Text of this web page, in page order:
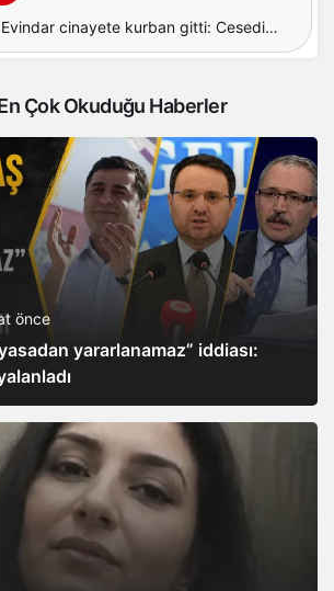
Evindar cinayete kurban gitti: Cesedi
Çok Okuduğu Haberler
önce
yararlanamaz” iddiası: